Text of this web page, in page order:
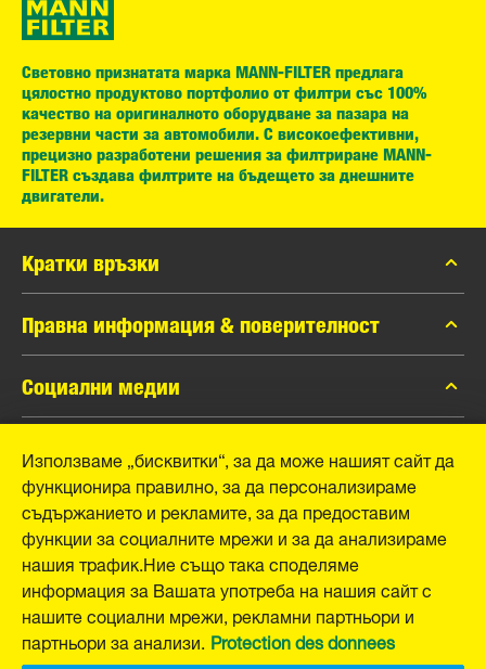
Световно признатата марка MANN-FILTER предлага
цялостно продуктово портфолио от филтри със 100%
качество на оригиналното оборудване за пазара на
резервни части за автомобили. С високоефективни,
прецизно разработени решения за филтриране MANN-
FILTER създава филтрите на бъдещето за днешните
двигатели.
Кратки връзки
каталог MANN-FILTER
Контакти
Правна информация & поверителност
Защита на личните данни
Официално уведомление
Отпечатък
Социални медии
Instagram
YouTube
MANN+HUMMEL GmbH
Schwieberdinger Straße 126
71636 Ludwigsburg
Tel. +49 (7141) 98-0
Fax +49 (7141) 98-2545
E-Mail:info@mann-hummel.com
Използваме „бисквитки“, за да може нашият сайт да
функционира правилно, за да персонализираме
съдържанието и рекламите, за да предоставим
функции за социалните мрежи и за да анализираме
нашия трафик.Ние също така споделяме
информация за Вашата употреба на нашия сайт с
нашите социални мрежи, рекламни партньори и
партньори за анализи. Protection des donnees